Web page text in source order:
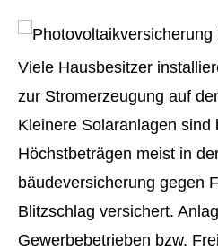
Viele Hausbesitzer
zur Stromerzeugung auf
Kleinere Solaranlagen sind
Höchstbeträgen meist in
bäude­ver­si­che­rung gegen
Blitzschlag versichert.
Gewerbebetrieben bzw.